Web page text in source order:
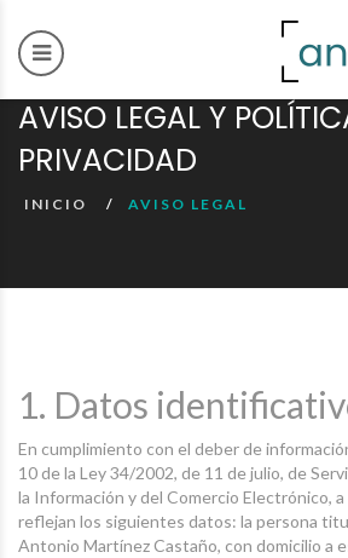
AVISO LEGAL Y
PRIVACIDAD
INICIO AVISO LEGAL
1. Datos
En cumplimiento con el deber de
10 de la Ley 34/2002, de 11 de julio, de
la Información y del Comercio Electrónico,
reflejan los siguientes datos: la persona
Antonio Martínez Castaño, con domicilio a